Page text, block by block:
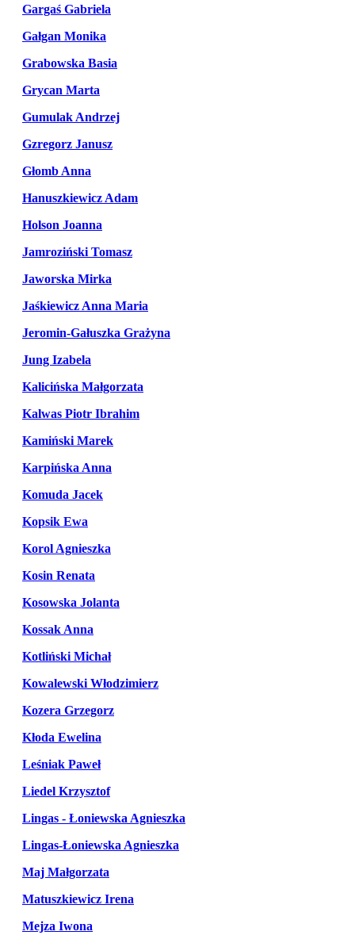
Gargaś Gabriela
Gałgan Monika
Grabowska Basia
Grycan Marta
Gumulak Andrzej
Gzregorz Janusz
Głomb Anna
Hanuszkiewicz Adam
Holson Joanna
Jamroziński Tomasz
Jaworska Mirka
Jaśkiewicz Anna Maria
Jeromin-Gałuszka Grażyna
Jung Izabela
Kalicińska Małgorzata
Kalwas Piotr Ibrahim
Kamiński Marek
Karpińska Anna
Komuda Jacek
Kopsik Ewa
Korol Agnieszka
Kosin Renata
Kosowska Jolanta
Kossak Anna
Kotliński Michał
Kowalewski Włodzimierz
Kozera Grzegorz
Kłoda Ewelina
Leśniak Paweł
Liedel Krzysztof
Lingas - Łoniewska Agnieszka
Lingas-Łoniewska Agnieszka
Maj Małgorzata
Matuszkiewicz Irena
Mejza Iwona